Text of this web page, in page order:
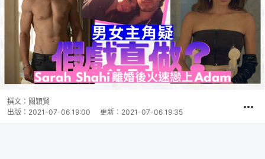
撰文： 關穎賢
出版： 2021-07-06 19:00 更新： 2021-07-06 19:35